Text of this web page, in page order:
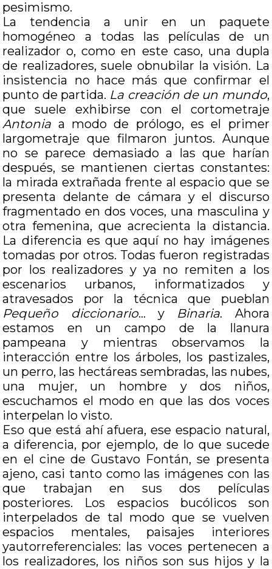
pesimismo.
La tendencia a unir en un paquete
homogéneo a todas las películas de un
realizador o, como en este caso, una dupla
de realizadores, suele obnubilar la visión. La
insistencia no hace más que confirmar el
punto de partida. La creación de un mundo,
que suele exhibirse con el cortometraje
Antonia a modo de prólogo, es el primer
largometraje que filmaron juntos. Aunque
no se parece demasiado a las que harían
después, se mantienen ciertas constantes:
la mirada extrañada frente al espacio que se
presenta delante de cámara y el discurso
fragmentado en dos voces, una masculina y
otra femenina, que acrecienta la distancia.
La diferencia es que aquí no hay imágenes
tomadas por otros. Todas fueron registradas
por los realizadores y ya no remiten a los
escenarios urbanos, informatizados y
atravesados por la técnica que pueblan
Pequeño diccionario… y Binaria. Ahora
estamos en un campo de la llanura
pampeana y mientras observamos la
interacción entre los árboles, los pastizales,
un perro, las hectáreas sembradas, las nubes,
una mujer, un hombre y dos niños,
escuchamos el modo en que las dos voces
interpelan lo visto.
Eso que está ahí afuera, ese espacio natural,
a diferencia, por ejemplo, de lo que sucede
en el cine de Gustavo Fontán, se presenta
ajeno, casi tanto como las imágenes con las
que trabajan en sus dos películas
posteriores. Los espacios bucólicos son
interpelados de tal modo que se vuelven
espacios mentales, paisajes interiores
yautorreferenciales: las voces pertenecen a
los realizadores, los niños son sus hijos y la